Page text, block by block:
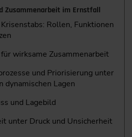
Zusammenarbeit im Ernstfall
Rollen, Funktionen
wirksame Zusammenarbeit
und Priorisierung unter
dynamischen Lagen
und Lagebild
unter Druck und Unsicherheit